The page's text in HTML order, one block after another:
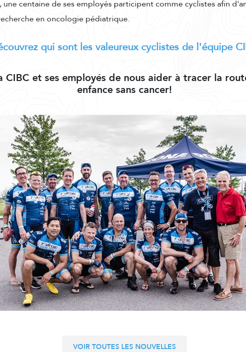
une centaine de ses employés participent comme cyclistes afin
en oncologie pédiatrique.
qui sont les valeureux cyclistes de l'équipe
CIBC et ses employés de nous aider à tracer la
enfance sans cancer!
VOIR TOUTES LES NOUVELLES